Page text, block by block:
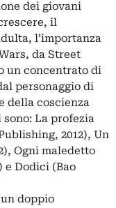
dei giovani
il
l’importanza
da Street
un concentrato di
personaggio di
della coscienza
La profezia
2012), Un
Ogni maledetto
e Dodici (Bao
doppio